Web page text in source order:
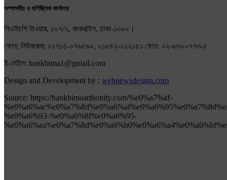
সম্পাদকীয় ও বাণিজ্যিক কার্যালয়
পিএইচপি টাওয়ার, ১০৭/২, কাকরাইল, ঢাকা-১০০০।
ফোন: নিউজরুম: ০১৭১৫-০৭৬৫৯০, ০১৮৪২-০১২১৫১ ফোন: ০২-৮৩০০৭৭৩-৫
ই-মেইল: bankbima1@gmail.com
Design and Development by : webnewsdesign.com
Source: https://bankbimaarthonity.com/%e0%a7%af-
%e0%a6%93-%e0%a6%8f%e0%a6%95-